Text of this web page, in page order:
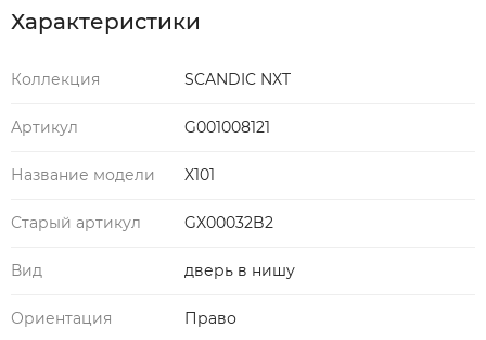
Характеристики
Коллекция SCANDIC NXT
Артикул G001008121
Название модели X101
Старый артикул GX00032B2
Вид дверь в нишу
Ориентация Право